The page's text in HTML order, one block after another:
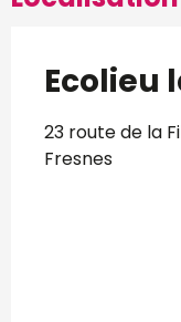
Ecolieu
23 route de la
Fresnes